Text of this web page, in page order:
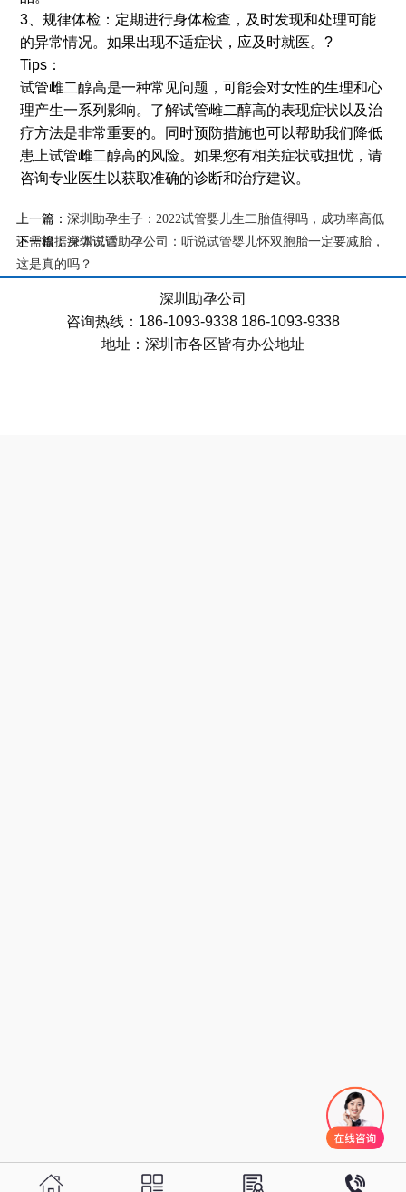
3、规律体检：定期进行身体检查，及时发现和处理可能
的异常情况。如果出现不适症状，应及时就医。?
Tips：
试管雌二醇高是一种常见问题，可能会对女性的生理和心
理产生一系列影响。了解试管雌二醇高的表现症状以及治
疗方法是非常重要的。同时预防措施也可以帮助我们降低
患上试管雌二醇高的风险。如果您有相关症状或担忧，请
咨询专业医生以获取准确的诊断和治疗建议。
上一篇： 深圳助孕生子：2022试管婴儿生二胎值得吗，成功率高低
还需根据身体说话
下一篇：深圳试管助孕公司：听说试管婴儿怀双胞胎一定要减胎，
这是真的吗？
深圳助孕公司
咨询热线：186-1093-9338 186-1093-9338
地址：深圳市各区皆有办公地址